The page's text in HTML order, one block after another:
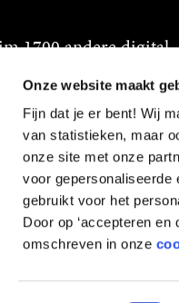
Onze website maakt
Fijn dat je er bent! Wij
van statistieken, maar
onze site met onze
voor gepersonaliseerde
gebruikt voor het
Door op ‘accepteren
omschreven in onze
1700 andere digital